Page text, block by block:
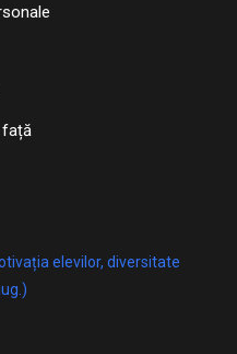
față
elevilor, diversitate